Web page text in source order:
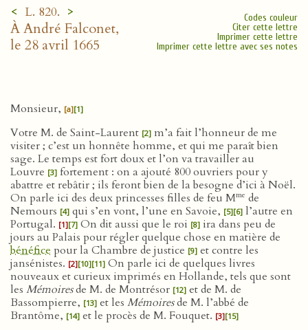
< L. 820. >
À André Falconet,
le 28 avril 1665
Codes couleur
Citer cette lettre
Imprimer cette lettre
Imprimer cette lettre avec ses notes
Monsieur, [a][1]
Votre M. de Saint-Laurent [2] m’a fait l’honneur de me
visiter ; c’est un honnête homme, et qui me paraît bien
sage. Le temps est fort doux et l’on va travailler au
Louvre [3] fortement : on a ajouté 800 ouvriers pour y
abattre et rebâtir ; ils feront bien de la besogne d’ici à Noël.
On parle ici des deux princesses filles de feu Mme de
Nemours [4] qui s’en vont, l’une en Savoie, [5][6] l’autre en
Portugal. [1][7] On dit aussi que le roi [8] ira dans peu de
jours au Palais pour régler quelque chose en matière de
bénéfice pour la Chambre de justice [9] et contre les
jansénistes. [2][10][11] On parle ici de quelques livres
nouveaux et curieux imprimés en Hollande, tels que sont
les Mémoiresde M. de Montrésor [12] et de M. de
Bassompierre, [13] et les Mémoiresde M. l’abbé de
Brantôme, [14] et le procès de M. Fouquet. [3][15]